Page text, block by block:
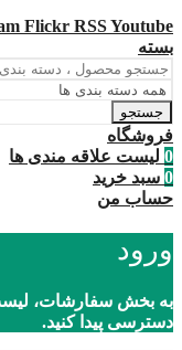
Flickr RSSYoutube
بسته
جستجو
فروشگاه
0 لیست علاقه مندی ها
0 سبد خرید
حساب من
ورود
به بخش سفارشات،
دسترسی پیدا کنید.